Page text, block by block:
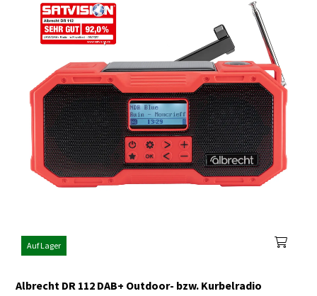
Auf Lager
Albrecht DR 112 DAB+ Outdoor- bzw. Kurbelradio